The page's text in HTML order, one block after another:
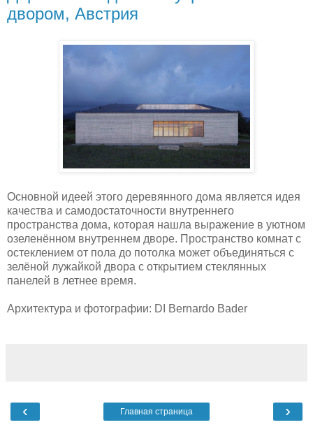
двором, Австрия
Основной идеей этого деревянного дома является идея
качества и самодостаточности внутреннего
пространства дома, которая нашла выражение в уютном
озеленённом внутреннем дворе. Пространство комнат с
остеклением от пола до потолка может объединяться с
зелёной лужайкой двора с открытием стеклянных
панелей в летнее время.
Архитектура и фотографии: DI Bernardo Bader
‹ ›
Главная страница